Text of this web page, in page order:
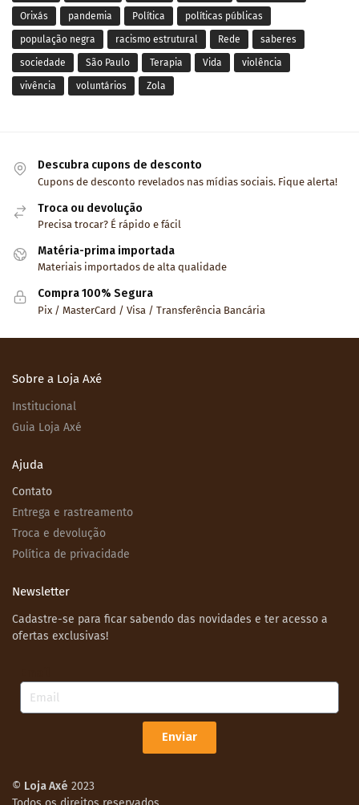
Orixás pandemia Política políticas públicas
população negra racismo estrutural Rede saberes
sociedade São Paulo Terapia Vida violência
vivência voluntários Zola
Descubra cupons de desconto
Cupons de desconto revelados nas mídias sociais. Fique alerta!
Troca ou devolução
Precisa trocar? É rápido e fácil
Matéria-prima importada
Materiais importados de alta qualidade
Compra 100% Segura
Pix / MasterCard / Visa / Transferência Bancária
Sobre a Loja Axé
Institucional
Guia Loja Axé
Ajuda
Contato
Entrega e rastreamento
Troca e devolução
Política de privacidade
Newsletter
Cadastre-se para ficar sabendo das novidades e ter acesso a
ofertas exclusivas!
Enviar
© Loja Axé 2023